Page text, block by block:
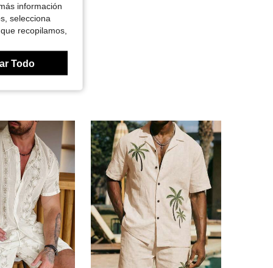
información
selecciona
recopilamos,
Todo